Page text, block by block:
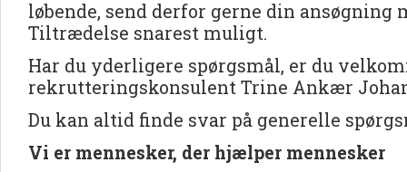
løbende, send derfor gerne din ansøgning
Tiltrædelse snarest muligt.
Har du yderligere spørgsmål, er du
rekrutteringskonsulent Trine Ankær
Du kan altid finde svar på generelle
Vi er mennesker, der hjælper mennesker